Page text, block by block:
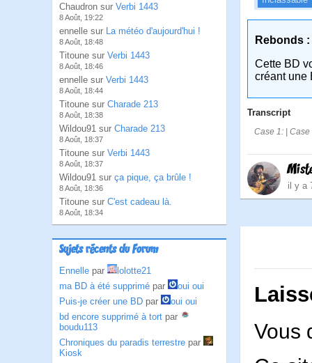
Chaudron sur Verbi 1443
8 Août, 19:22
ennelle sur La météo d'aujourd'hui !
8 Août, 18:48
Titoune sur Verbi 1443
8 Août, 18:46
ennelle sur Verbi 1443
8 Août, 18:44
Titoune sur Charade 213
8 Août, 18:38
Wildou91 sur Charade 213
8 Août, 18:37
Titoune sur Verbi 1443
8 Août, 18:37
Wildou91 sur ça pique, ça brûle !
8 Août, 18:36
Titoune sur C'est cadeau là.
8 Août, 18:34
Sujets récents du Forum
Ennelle par
lolotte21
ma BD à été supprimé par
oui oui
Puis-je créer une BD par
oui oui
bd encore supprimé à tort par
boudu113
Chroniques du paradis terrestre par
Kiosk
Rebonds :
Cette BD
créant une
Transcript
Case 1: |
il y a
Vous